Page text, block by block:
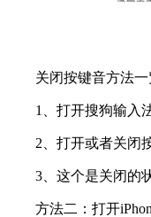
关闭按键音方法一
1、打开搜狗输入法
2、打开或者关闭按
3、这个是关闭的
方法二：打开